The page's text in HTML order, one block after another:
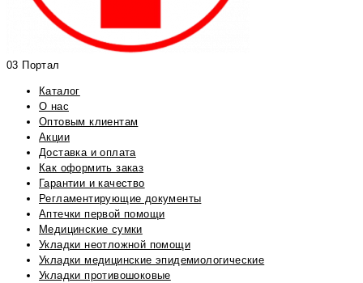
03 Портал
Каталог
О нас
Оптовым клиентам
Акции
Доставка и оплата
Как оформить заказ
Гарантии и качество
Регламентирующие документы
Аптечки первой помощи
Медицинские сумки
Укладки неотложной помощи
Укладки медицинские эпидемиологические
Укладки противошоковые